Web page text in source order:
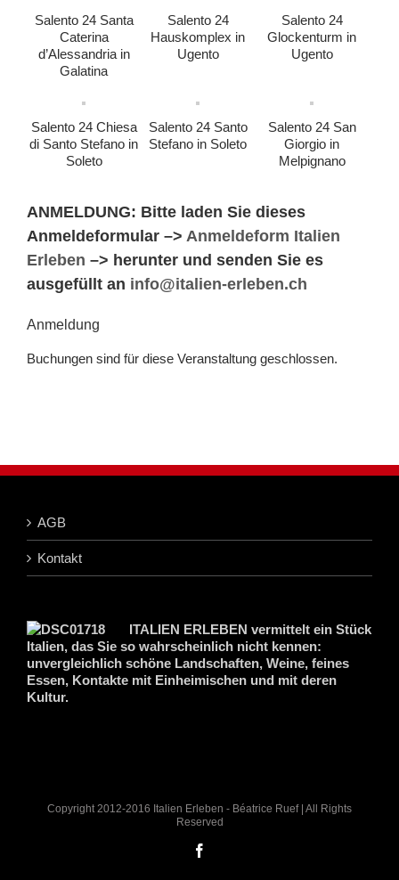
Salento 24 Santa
Caterina
d’Alessandria in
Galatina
Salento 24
Hauskomplex in
Ugento
Salento 24
Glockenturm in
Ugento
Salento 24 Chiesa
di Santo Stefano in
Soleto
Salento 24 Santo
Stefano in Soleto
Salento 24 San
Giorgio in
Melpignano
ANMELDUNG: Bitte laden Sie dieses
Anmeldeformular –> Anmeldeform Italien
Erleben –> herunter und senden Sie es
ausgefüllt an info@italien-erleben.ch
Anmeldung
Buchungen sind für diese Veranstaltung geschlossen.
AGB
Kontakt
ITALIEN ERLEBEN vermittelt ein Stück
Italien, das Sie so wahrscheinlich nicht kennen:
unvergleichlich schöne Landschaften, Weine, feines
Essen, Kontakte mit Einheimischen und mit deren
Kultur.
Copyright 2012-2016 Italien Erleben - Béatrice Ruef | All Rights
Reserved